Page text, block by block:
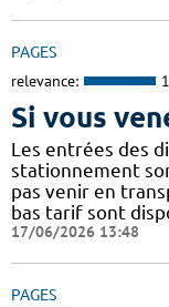
PAGES
relevance:
Si vous
Les entrées des
stationnement
pas venir en
bas tarif sont
17/06/2026 13:48
PAGES